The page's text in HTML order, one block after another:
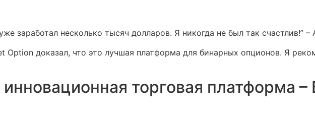
заработал несколько тысяч долларов. Я никогда не был так счастлив!”
Option доказал, что это лучшая платформа для бинарных опционов. Я
торговая платформа